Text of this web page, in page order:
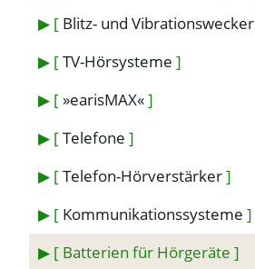
Blitz- und Vibrationswecker
TV-Hörsysteme
»earisMAX«
Telefone
Telefon-Hörverstärker
Kommunikationssysteme
Batterien für Hörgeräte